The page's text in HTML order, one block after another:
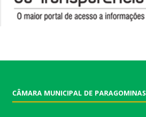
CÂMARA MUNICIPAL DE PARAGOMINAS